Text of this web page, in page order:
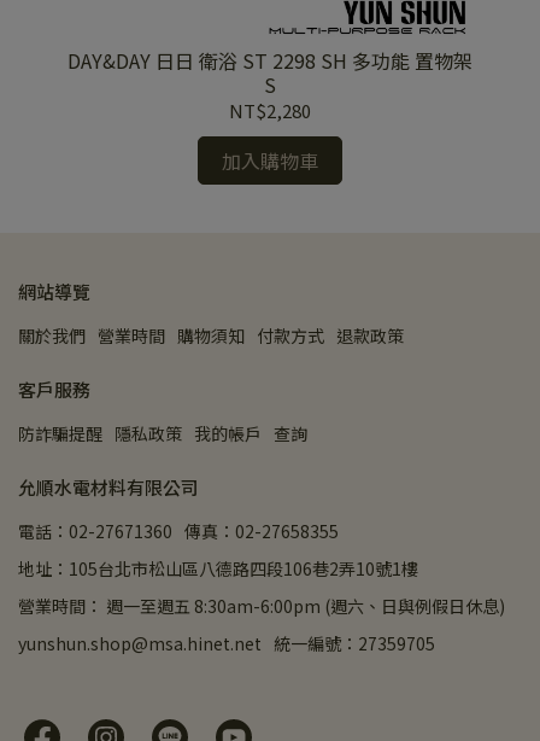
DAY&DAY 日日 衛浴 ST 2298 SH 多功能 置物架
S
NT$2,280
加入購物車
網站導覽
關於我們 營業時間 購物須知 付款方式 退款政策
客戶服務
防詐騙提醒 隱私政策 我的帳戶 查詢
允順水電材料有限公司
電話：02-27671360 傳真：02-27658355
地址：105台北市松山區八德路四段106巷2弄10號1樓
營業時間： 週一至週五 8:30am-6:00pm (週六、日與例假日休息)
yunshun.shop@msa.hinet.net 統一編號：27359705